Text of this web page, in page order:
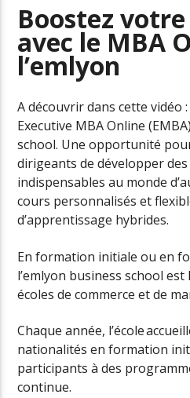
EPITA, l’école d’Ingénieurs
amplificatrice de talents
numériques
Boostez
avec le MBA
l’emlyon
A découvrir dans cette vidéo
Executive MBA Online
school. Une opportunité
dirigeants de développer
indispensables au monde
cours personnalisés et
d’apprentissage hybrides.
En formation initiale ou en
l’emlyon business school est
écoles de commerce et de
Chaque année, l’école
nationalités en formation
participants à des
continue.